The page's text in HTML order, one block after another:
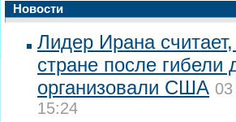
Новости
Лидер Ирана
стране после гибели
организовали США
15:24